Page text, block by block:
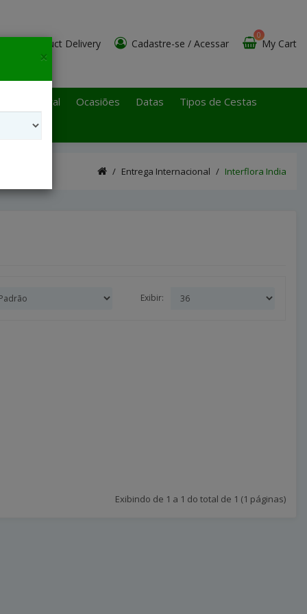
Product Delivery Cadastre-se / Acessar My Cart
0
Litoral Ocasiões Datas Tipos de Cestas
Entrega Internacional Interflora India
Exibir:
Exibindo de 1 a 1 do total de 1 (1 páginas)
×